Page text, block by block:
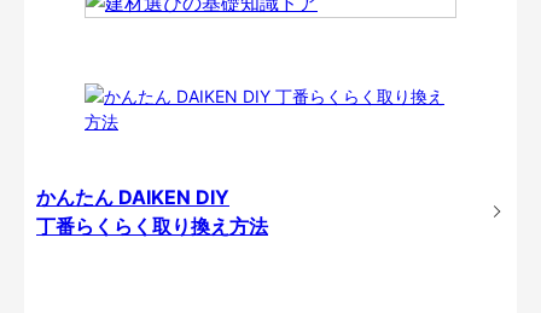
かんたん DAIKEN DIY
丁番らくらく取り換え方法